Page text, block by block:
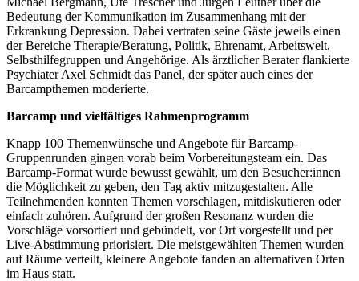
Bedeutung der Kommunikation im Zusammenhang mit der
Erkrankung Depression. Dabei vertraten seine Gäste jeweils einen
der Bereiche Therapie/Beratung, Politik, Ehrenamt, Arbeitswelt,
Selbsthilfegruppen und Angehörige. Als ärztlicher Berater flankierte
Psychiater Axel Schmidt das Panel, der später auch eines der
Barcampthemen moderierte.
Barcamp und vielfältiges Rahmenprogramm
Knapp 100 Themenwünsche und Angebote für Barcamp-
Gruppenrunden gingen vorab beim Vorbereitungsteam ein. Das
Barcamp-Format wurde bewusst gewählt, um den Besucher:innen
die Möglichkeit zu geben, den Tag aktiv mitzugestalten. Alle
Teilnehmenden konnten Themen vorschlagen, mitdiskutieren oder
einfach zuhören. Aufgrund der großen Resonanz wurden die
Vorschläge vorsortiert und gebündelt, vor Ort vorgestellt und per
Live-Abstimmung priorisiert. Die meistgewählten Themen wurden
auf Räume verteilt, kleinere Angebote fanden an alternativen Orten
im Haus statt.